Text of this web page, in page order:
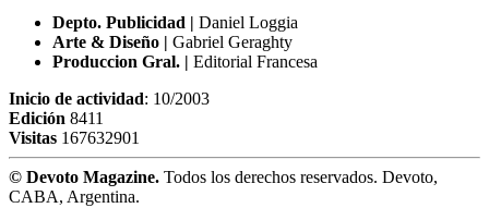
Depto. Publicidad | Daniel Loggia
Arte & Diseño | Gabriel Geraghty
Produccion Gral. | Editorial Francesa
Inicio de actividad: 10/2003
Edición 8411
Visitas 167632901
© Devoto Magazine. Todos los derechos reservados. Devoto,
CABA, Argentina.